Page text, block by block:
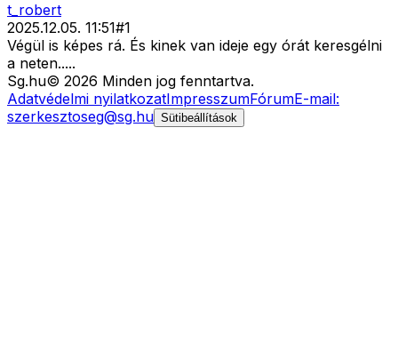
t_robert
2025.12.05. 11:51#1
Végül is képes rá. És kinek van ideje egy órát keresgélni
a neten.....
Sg.hu© 2026 Minden jog fenntartva.
Adatvédelmi nyilatkozatImpresszumFórumE-mail:
szerkesztoseg@sg.hu Sütibeállítások